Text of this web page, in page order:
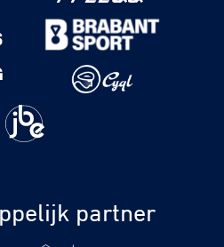
partner